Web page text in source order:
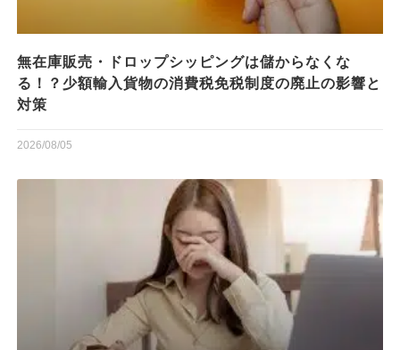
無在庫販売・ドロップシッピングは儲からなくな
る！？少額輸入貨物の消費税免税制度の廃止の影響と
対策
2026/08/05